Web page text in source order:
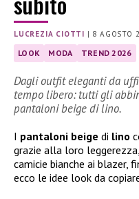
LUCREZIA CIOTTI | 8 AGOSTO
LOOK MODA TREND 2026
Dagli outfit eleganti da
tempo libero: tutti gli
pantaloni beige di lino.
I pantaloni beige di lino
grazie alla loro
camicie bianche ai blazer,
ecco le idee look da